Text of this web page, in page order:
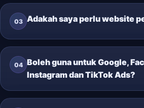
03 Adakah saya perlu website
04 Boleh guna untuk Google,
Instagram dan TikTok Ads?